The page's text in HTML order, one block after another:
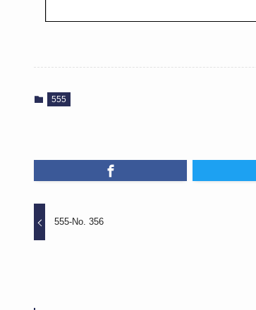
555
555-No. 356